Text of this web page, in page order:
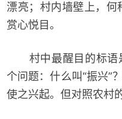
漂亮；村内墙壁上，
赏心悦目。
村中最醒目的标语
个问题：什么叫“振兴”
使之兴起。但对照农村